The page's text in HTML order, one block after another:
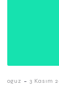
oguz - 3 Kasım